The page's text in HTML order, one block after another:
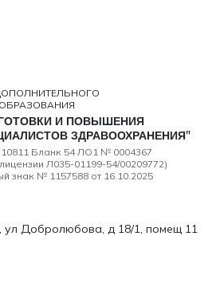
И ПОВЫШЕНИЯ
ЗДРАВООХРАНЕНИЯ"
Бланк 54 ЛО1 № 0004367
Л035-01199-54/00209772)
знак № 1157588 от 16.10.2025
ул Добролюбова, д 18/1, помещ 11